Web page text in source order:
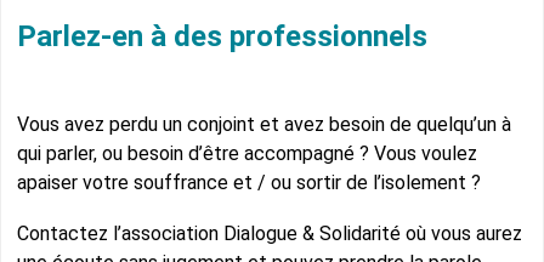
Parlez-en à des professionnels
Vous avez perdu un conjoint et avez besoin de quelqu’un à
qui parler, ou besoin d’être accompagné ? Vous voulez
apaiser votre souffrance et / ou sortir de l’isolement ?
Contactez l’association Dialogue & Solidarité où vous aurez